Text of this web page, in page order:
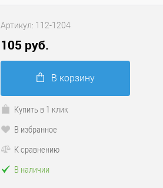
Артикул: 112-1204
105 руб.
В корзину
Купить в 1 клик
В избранное
К сравнению
В наличии